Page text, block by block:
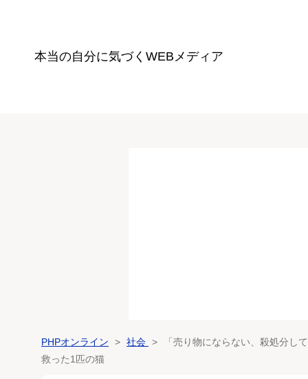
本当の自分に気づく WEBメディア
PHPオンライン 社会
「売り物にならない、殺処分し
救った1匹の猫